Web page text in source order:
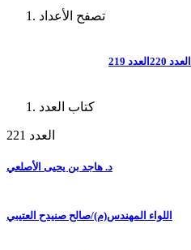
تصفح الأعداد
العدد 220 العدد 219
كتاب العدد
العدد 221
د. هاجد بن يحيى الأصلعي
اللواء المهندس(م)/صالح صنيدح العتيبي